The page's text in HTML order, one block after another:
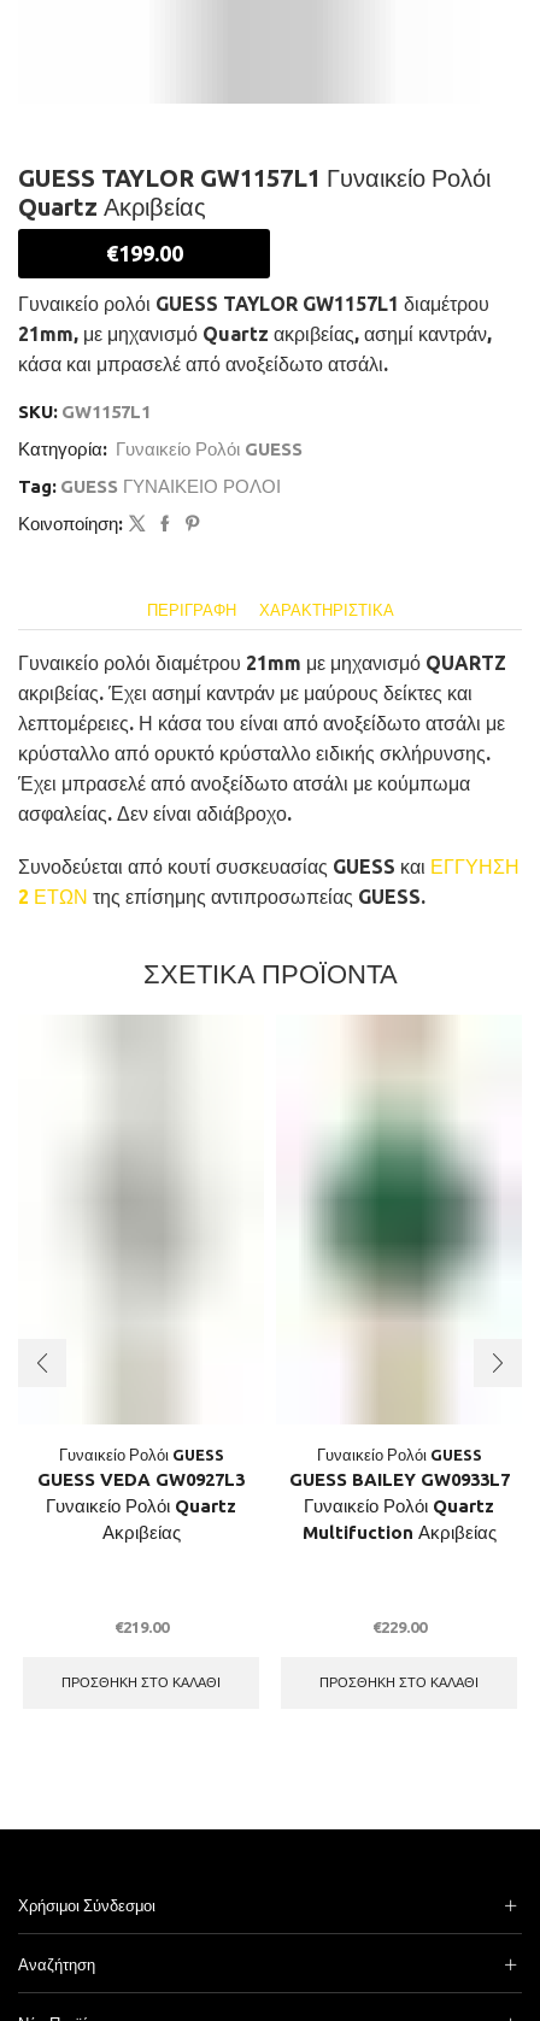
GUESS TAYLOR GW1157L1 Γυναικείο Ρολόι
Quartz Ακριβείας
€199.00
Γυναικείο ρολόι GUESS TAYLOR GW1157L1 διαμέτρου
21mm, με μηχανισμό Quartz ακριβείας, ασημί καντράν,
κάσα και μπρασελέ από ανοξείδωτο ατσάλι.
SKU: GW1157L1
Κατηγορία: Γυναικείο Ρολόι GUESS
Tag: GUESS ΓΥΝΑΙΚΕΙΟ ΡΟΛΟΙ
Κοινοποίηση:
ΠΕΡΙΓΡΑΦΉ ΧΑΡΑΚΤΗΡΙΣΤΙΚΆ
Γυναικείο ρολόι διαμέτρου 21mm με μηχανισμό QUARTZ
ακριβείας. Έχει ασημί καντράν με μαύρους δείκτες και
λεπτομέρειες. Η κάσα του είναι από ανοξείδωτο ατσάλι με
κρύσταλλο από ορυκτό κρύσταλλο ειδικής σκλήρυνσης.
Έχει μπρασελέ από ανοξείδωτο ατσάλι με κούμπωμα
ασφαλείας. Δεν είναι αδιάβροχο.
Συνοδεύεται από κουτί συσκευασίας GUESS και ΕΓΓΥΗΣΗ
2 ΕΤΩΝ της επίσημης αντιπροσωπείας GUESS.
ΣΧΕΤΙΚΑ ΠΡΟΪΟΝΤΑ
Γυναικείο Ρολόι GUESS
GUESS VEDA GW0927L3
Γυναικείο Ρολόι Quartz
Ακριβείας
€219.00
ΠΡΟΣΘΉΚΗ ΣΤΟ ΚΑΛΆΘΙ
Γυναικείο Ρολόι GUESS
GUESS BAILEY GW0933L7
Γυναικείο Ρολόι Quartz
Multifuction Ακριβείας
€229.00
ΠΡΟΣΘΉΚΗ ΣΤΟ ΚΑΛΆΘΙ
Χρήσιμοι Σύνδεσμοι
Αναζήτηση